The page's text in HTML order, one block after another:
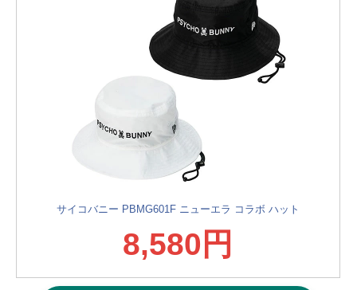
サイコバニー PBMG601F ニューエラ コラボ ハット
8,580円